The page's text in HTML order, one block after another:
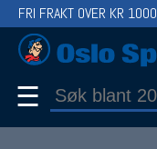
FRI FRAKT OVER KR 1000
☰